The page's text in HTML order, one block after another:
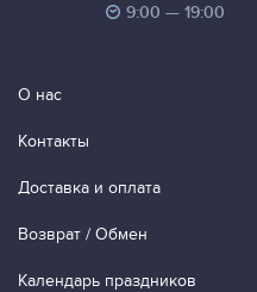
9:00 — 19:00
О нас
Контакты
Доставка и оплата
Возврат / Обмен
Календарь праздников